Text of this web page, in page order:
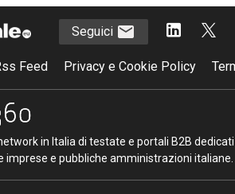
Seguici
Feed Privacy e Cookie Policy
in Italia di testate e portali B2B
imprese e pubbliche amministrazioni italiane.